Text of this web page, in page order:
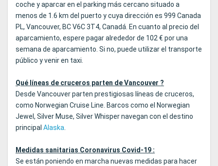
coche y aparcar en el parking más cercano situado a
menos de 1.6 km del puerto y cuya dirección es 999 Canada
PL, Vancouver, BC V6C 3T4, Canadá. En cuanto al precio del
aparcamiento, espere pagar alrededor de 102 € por una
semana de aparcamiento. Si no, puede utilizar el transporte
público y venir en taxi.
Qué líneas de cruceros parten de Vancouver ?
Desde Vancouver parten prestigiosas líneas de cruceros,
como Norwegian Cruise Line. Barcos como el Norwegian
Jewel, Silver Muse, Silver Whisper navegan con el destino
principal Alaska.
Medidas sanitarias Coronavirus Covid-19 :
Se están poniendo en marcha nuevas medidas para hacer